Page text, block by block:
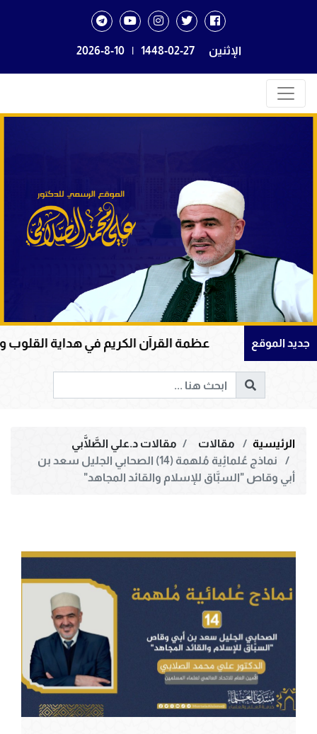
الإثنين 1448-02-27
|
2026-8-10
جديد الموقع
القرآن الكريم في هداية القلوب وإصلاح المجتمعات
الرئيسية مقالات
مقالات د.علي الصَّلَّابي
نماذج عُلمائِية مُلهمة (14) الصحابي الجليل سعد بن
أبي وقاص "السبَّاق للإسلام والقائد المجاهد"